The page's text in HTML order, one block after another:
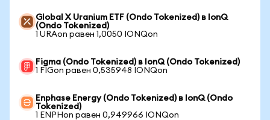
Global X Uranium ETF (Ondo Tokenized) в IonQ
(Ondo Tokenized)
1 URAon равен 1,0050 IONQon
Figma (Ondo Tokenized) в IonQ (Ondo Tokenized)
1 FIGon равен 0,535948 IONQon
Enphase Energy (Ondo Tokenized) в IonQ (Ondo
Tokenized)
1 ENPHon равен 0,949966 IONQon